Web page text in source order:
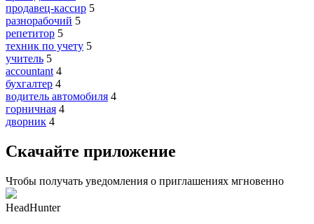
продавец-кассир 5
разнорабочий 5
репетитор 5
техник по учету 5
учитель 5
accountant 4
бухгалтер 4
водитель автомобиля 4
горничная 4
дворник 4
Скачайте приложение
Чтобы получать уведомления о приглашениях мгновенно
HeadHunter